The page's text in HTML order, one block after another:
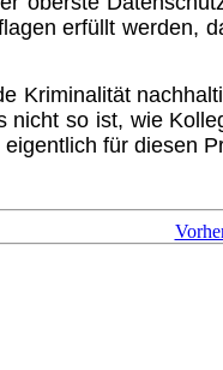
erfüllt werden,
Kriminalität
so ist, wie
für diesen